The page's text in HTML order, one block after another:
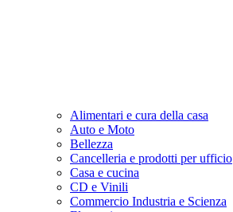
Alimentari e cura della casa
Auto e Moto
Bellezza
Cancelleria e prodotti per ufficio
Casa e cucina
CD e Vinili
Commercio Industria e Scienza